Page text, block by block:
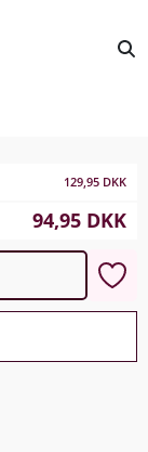
129,95 DKK
94,95 DKK